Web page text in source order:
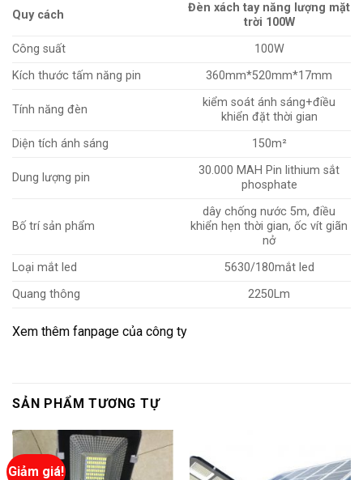
Quy cách
Đèn xách tay năng lượng mặt
trời 100W
Công suất
100W
Kích thước tấm năng pin
360mm*520mm*17mm
Tính năng đèn
kiểm soát ánh sáng+điều
khiển đặt thời gian
Diện tích ánh sáng
150m²
Dung lượng pin
30.000 MAH Pin lithium sắt
phosphate
Bố trí sản phẩm
dây chống nước 5m, điều
khiển hẹn thời gian, ốc vít giãn
nở
Loại mắt led
5630/180mắt led
Quang thông
2250Lm
Xem thêm fanpage của công ty
SẢN PHẨM TƯƠNG TỰ
Giảm giá!